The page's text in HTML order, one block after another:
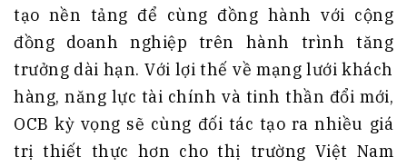
tạo nền tảng để cùng đồng hành với cộng
đồng doanh nghiệp trên hành trình tăng
trưởng dài hạn. Với lợi thế về mạng lưới khách
hàng, năng lực tài chính và tinh thần đổi mới,
OCB kỳ vọng sẽ cùng đối tác tạo ra nhiều giá
trị thiết thực hơn cho thị trường Việt Nam